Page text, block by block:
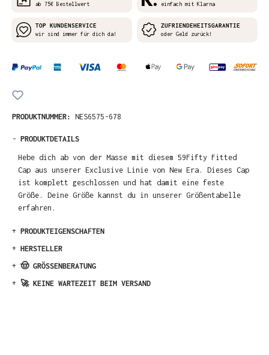
ab 75€ Bestellwert
einfach mit Klarna
TOP KUNDENSERVICE
wir sind immer für dich da!
ZUFRIENDEHEITSGARANTIE
oder Geld zurück!
PRODUKTNUMMER: NES6575-678
- PRODUKTDETAILS
Hebe dich ab von der Masse mit diesem 59Fifty Fitted
Cap aus unserer Exclusive Linie von New Era. Dieses Cap
ist komplett geschlossen und hat damit eine feste
Größe. Deine Größe kannst du in unserer Größentabelle
erfahren.
+ PRODUKTEIGENSCHAFTEN
+ HERSTELLER
+ 🤠 GRÖSSENBERATUNG
+ 🚀 KEINE WARTEZEIT BEIM VERSAND